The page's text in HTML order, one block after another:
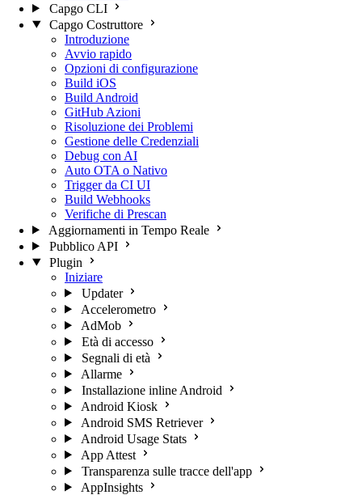
Capgo CLI
Capgo Costruttore
Introduzione
Avvio rapido
Opzioni di configurazione
Build iOS
Build Android
GitHub Azioni
Risoluzione dei Problemi
Gestione delle Credenziali
Debug con AI
Auto OTA o Nativo
Trigger da CI UI
Build Webhooks
Verifiche di Prescan
Aggiornamenti in Tempo Reale
Pubblico API
Plugin
Iniziare
Updater
Accelerometro
AdMob
Età di accesso
Segnali di età
Allarme
Installazione inline Android
Android Kiosk
Android SMS Retriever
Android Usage Stats
App Attest
Transparenza sulle tracce dell'app
AppInsights